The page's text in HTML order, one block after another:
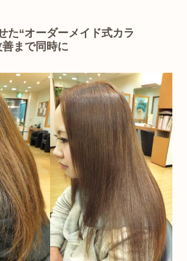
た“オーダーメイド式カラ
まで同時に